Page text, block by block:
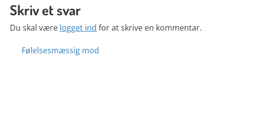
Skriv et svar
Du skal være logget ind for at skrive en kommentar.
Posts
Følelsesmæssig mod